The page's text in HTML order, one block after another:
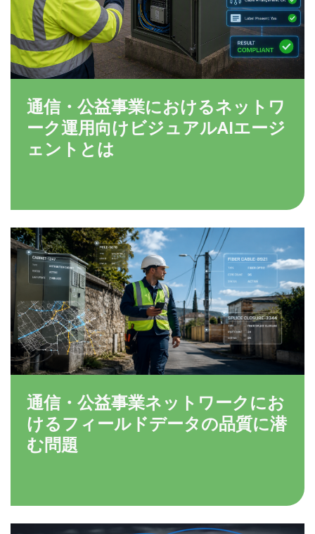
通信・公益事業におけるネットワ
ーク運用向けビジュアルAIエージ
ェントとは
通信・公益事業ネットワークにお
けるフィールドデータの品質に潜
む問題